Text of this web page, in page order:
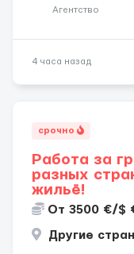
собирать заказы,
Агентство
4 часа назад
срочно
Работа за
разных
жильё!
От 3500 €/$
Другие